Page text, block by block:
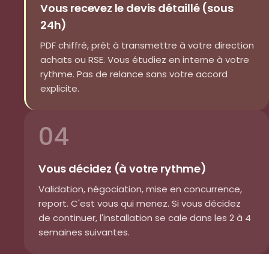
Vous recevez le devis détaillé (sous
24h)
PDF chiffré, prêt à transmettre à votre direction
achats ou RSE. Vous étudiez en interne à votre
rythme. Pas de relance sans votre accord
explicite.
04
Vous décidez (à votre rythme)
Validation, négociation, mise en concurrence,
report. C'est vous qui menez. Si vous décidez
de continuer, l'installation se cale dans les 2 à 4
semaines suivantes.